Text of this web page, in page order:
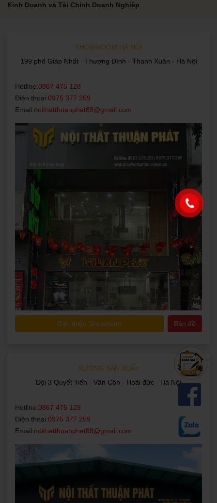
Kinh Doanh và Tài Chính Doanh Nghiệp
SHOWROOM HÀ NỘI
199 phố Giáp Nhất - Thượng Đình - Thanh Xuân - Hà Nội
Hotline:0867 475 128
Điện thoại:0975 377 259
Email:noithatthuanphat88@gmail.com
Giới thiệu Showroom Bản đồ
XƯỞNG SẢN XUẤT
Đội 3 Quyết Tiến - Vân Côn - Hoài đức - Hà Nội
Hotline:0867 475 128
Điện thoại:0975 377 259
Email:noithatthuanphat88@gmail.com